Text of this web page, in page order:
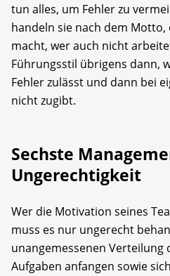
tun alles, um Fehler zu
handeln sie nach dem Motto,
macht, wer auch nicht
Führungsstil übrigens dann,
Fehler zulässt und dann bei
nicht zugibt.
Sechste
Ungerechtigkeit
Wer die Motivation seines
muss es nur ungerecht
unangemessenen Verteilung
Aufgaben anfangen sowie